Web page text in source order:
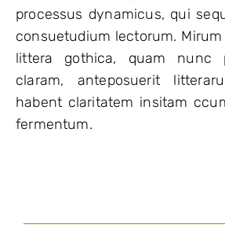
processus dynamicus, qui
consuetudium lectorum.
littera gothica, quam nunc
claram, anteposuerit
habent claritatem insitam
fermentum.